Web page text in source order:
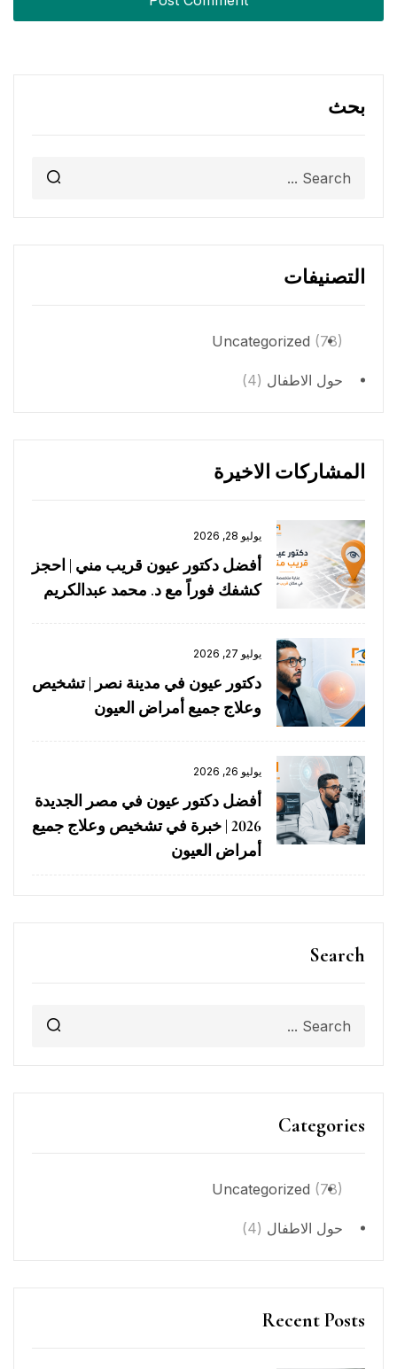
بحث
التصنيفات
Uncategorized (78)
حول الاطفال (4)
المشاركات الاخيرة
يوليو 28, 2026
أفضل دكتور عيون قريب مني | احجز
كشفك فوراً مع د. محمد عبدالكريم
يوليو 27, 2026
دكتور عيون في مدينة نصر | تشخيص
وعلاج جميع أمراض العيون
يوليو 26, 2026
أفضل دكتور عيون في مصر الجديدة
2026 | خبرة في تشخيص وعلاج جميع
أمراض العيون
Search
Categories
Uncategorized (78)
حول الاطفال (4)
Recent Posts